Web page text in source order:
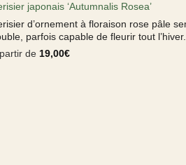
japonais ‘Autumnalis Rosea’
d’ornement à floraison rose pâle
parfois capable de fleurir tout l’hiver.
de 19,00€